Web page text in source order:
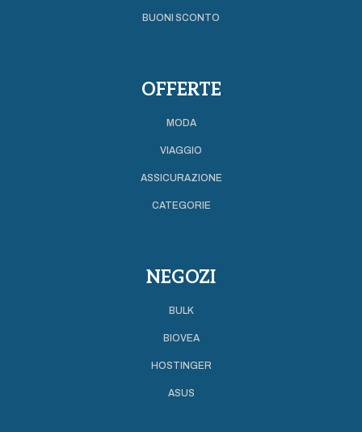
BUONI SCONTO
OFFERTE
MODA
VIAGGIO
ASSICURAZIONE
CATEGORIE
NEGOZI
BULK
BIOVEA
HOSTINGER
ASUS